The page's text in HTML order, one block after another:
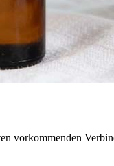
vorkommenden